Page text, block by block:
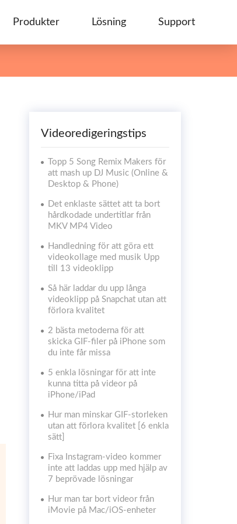
Produkter Lösning Support
Videoredigeringstips
Topp 5 Song Remix Makers för
att mash up DJ Music (Online &
Desktop & Phone)
Det enklaste sättet att ta bort
hårdkodade undertitlar från
MKV MP4 Video
Handledning för att göra ett
videokollage med musik Upp
till 13 videoklipp
Så här laddar du upp långa
videoklipp på Snapchat utan att
förlora kvalitet
2 bästa metoderna för att
skicka GIF-filer på iPhone som
du inte får missa
5 enkla lösningar för att inte
kunna titta på videor på
iPhone/iPad
Hur man minskar GIF-storleken
utan att förlora kvalitet [6 enkla
sätt]
Fixa Instagram-video kommer
inte att laddas upp med hjälp av
7 beprövade lösningar
Hur man tar bort videor från
iMovie på Mac/iOS-enheter